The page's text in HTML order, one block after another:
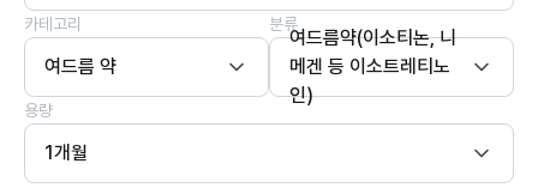
카테고리
여드름 약
분류
여드름약(이소티논, 니
메겐 등 이소트레티노
인)
용량
1개월